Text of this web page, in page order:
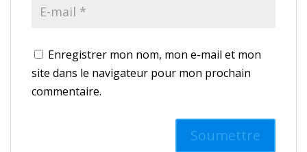
Enregistrer mon nom, mon e-mail et mon
site dans le navigateur pour mon prochain
commentaire.